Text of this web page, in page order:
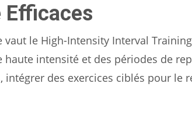
Efficaces
le High-Intensity Interval Training
intensité et des périodes de
des exercices ciblés pour le